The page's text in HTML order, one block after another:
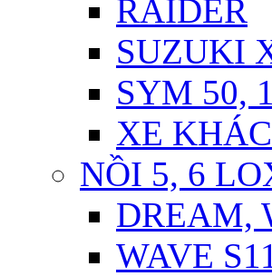
RAIDER
SUZUKI
SYM 50,
XE
NỒI 5, 6
DREAM,
WAVE